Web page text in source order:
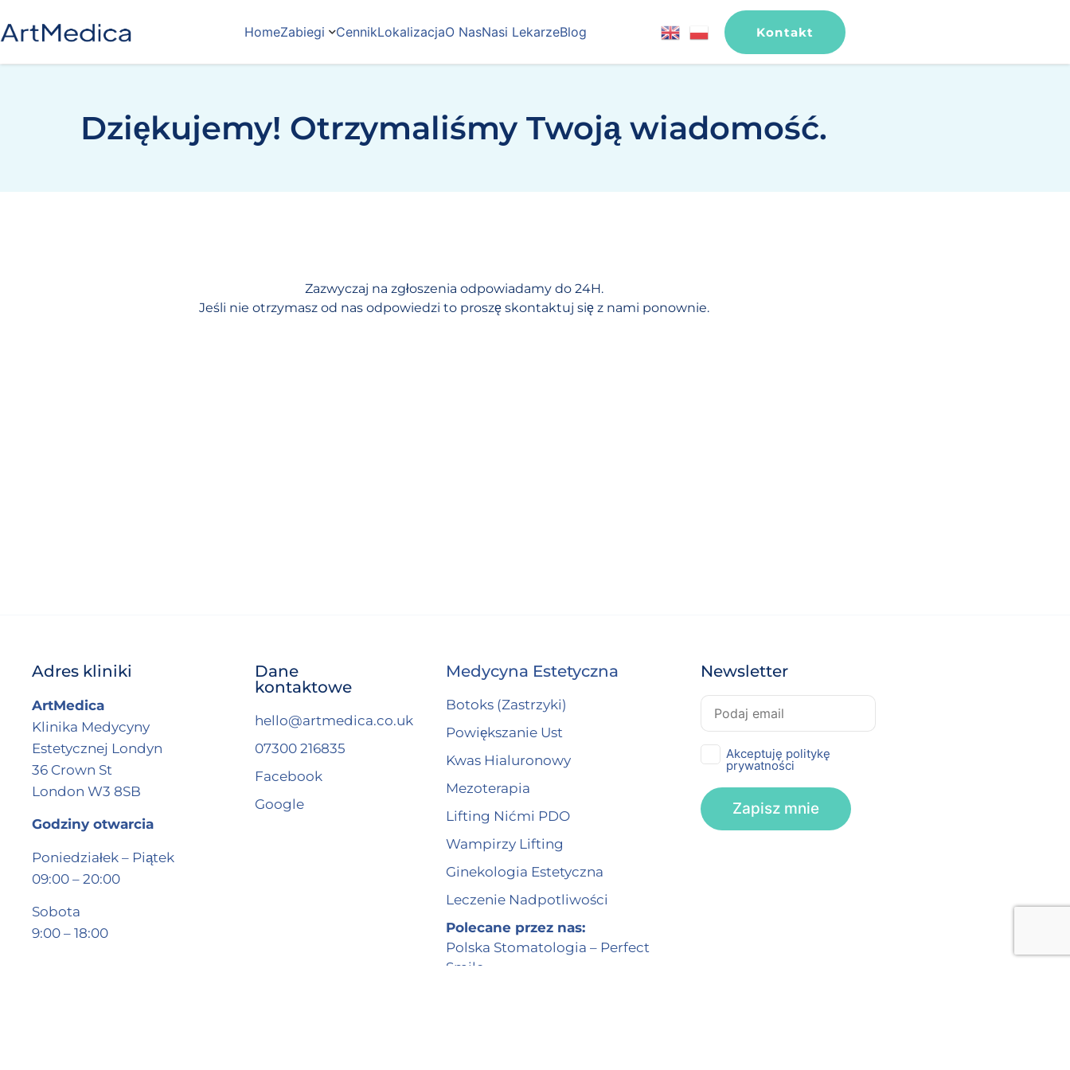
HomeZabiegi CennikLokalizacjaO NasNasi LekarzeBlog Kontakt
Dziękujemy! Otrzymaliśmy Twoją wiadomość.
Zazwyczaj na zgłoszenia odpowiadamy do 24H.
Jeśli nie otrzymasz od nas odpowiedzi to proszę skontaktuj się z nami ponownie.
Adres kliniki
ArtMedica
Klinika Medycyny
Estetycznej Londyn
36 Crown St
London W3 8SB
Godziny otwarcia
Poniedziałek – Piątek
09:00 – 20:00
Sobota
9:00 – 18:00
Dane
kontaktowe
hello@artmedica.co.uk
07300 216835
Facebook
Google
Medycyna Estetyczna
Botoks (Zastrzyki)
Powiększanie Ust
Kwas Hialuronowy
Mezoterapia
Lifting Nićmi PDO
Wampirzy Lifting
Ginekologia Estetyczna
Leczenie Nadpotliwości
Polecane przez nas:
Polska Stomatologia – Perfect
Smile
Newsletter
Akceptuję politykę
prywatności